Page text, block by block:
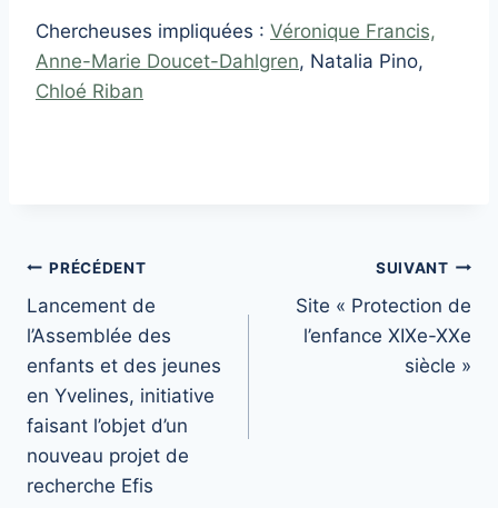
Chercheuses impliquées : Véronique Francis,
Anne-Marie Doucet-Dahlgren, Natalia Pino,
Chloé Riban
Navigation
de
l’article
PRÉCÉDENT
Lancement de
l’Assemblée des
enfants et des jeunes
en Yvelines, initiative
faisant l’objet d’un
nouveau projet de
recherche Efis
SUIVANT
Site « Protection de
l’enfance XIXe-XXe
siècle »